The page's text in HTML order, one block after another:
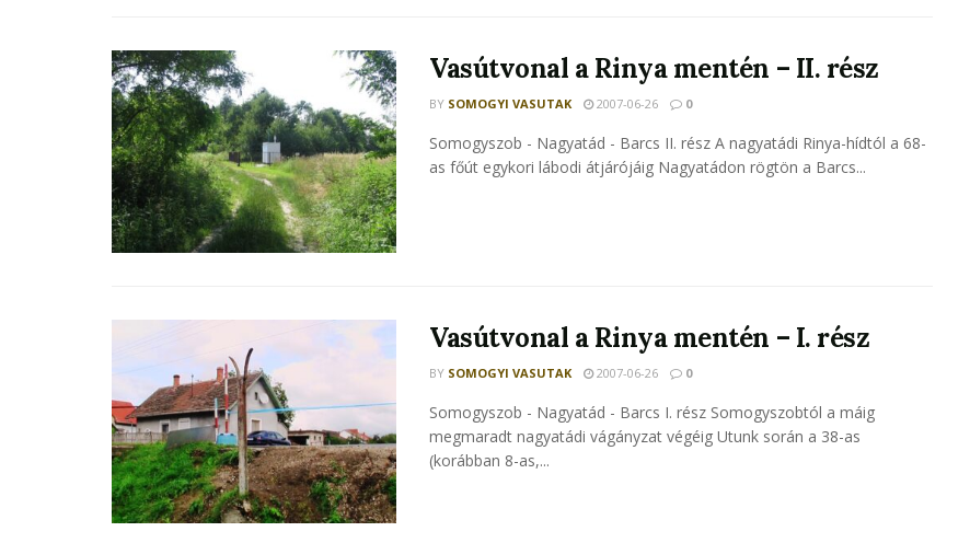
Vasútvonal a Rinya mentén – II. rész
BY SOMOGYI VASUTAK 2007-06-26 0
Somogyszob - Nagyatád - Barcs II. rész A nagyatádi Rinya-hídtól a 68-
as főút egykori lábodi átjárójáig Nagyatádon rögtön a Barcs...
Vasútvonal a Rinya mentén – I. rész
BY SOMOGYI VASUTAK 2007-06-26 0
Somogyszob - Nagyatád - Barcs I. rész Somogyszobtól a máig
megmaradt nagyatádi vágányzat végéig Utunk során a 38-as
(korábban 8-as,...